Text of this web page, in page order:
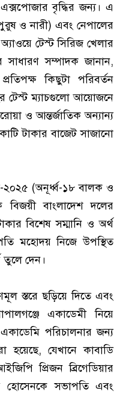
বৃদ্ধির জন্য। এ
ও নারী) এবং নেপালের
টেস্ট সিরিজ খেলার
সাধারণ সম্পাদক জানান,
কিছুটা পরিবর্তন
টেস্ট ম্যাচগুলো আয়োজনে
ও আন্তর্জাতিক অন্যান্য
টাকার বাজেট সাজানো
(অনূর্ধ্ব-১৮ বালক ও
বাংলাদেশ দলের
বিশেষ সম্মানি ও অর্থ
মহোদয় নিজে উপস্থিত
তুলে দেন।
স্তরে ছড়িয়ে দিতে এবং
একাডেমী নিয়ে
পরিচালনার জন্য
যেখানে কাবাডি
প্রিজন ব্রিগেডিয়ার
হোসেনকে সভাপতি এবং